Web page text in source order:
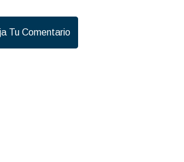
Tu Comentario